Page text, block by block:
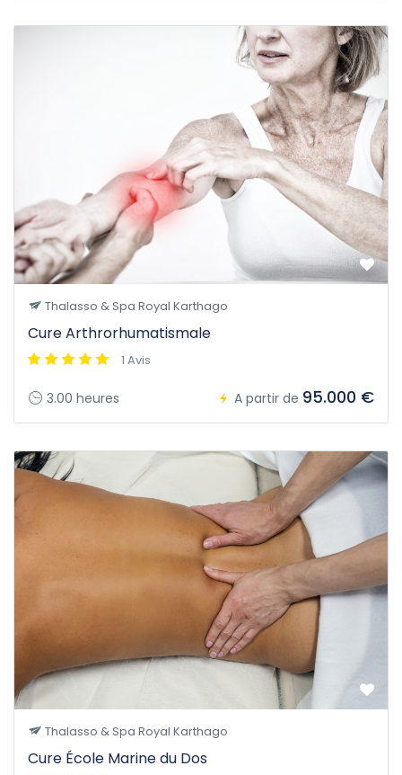
Thalasso & Spa Royal Karthago
Cure Arthrorhumatismale
1 Avis
3.00 heures A partir de 95.000 €
Thalasso & Spa Royal Karthago
Cure École Marine du Dos